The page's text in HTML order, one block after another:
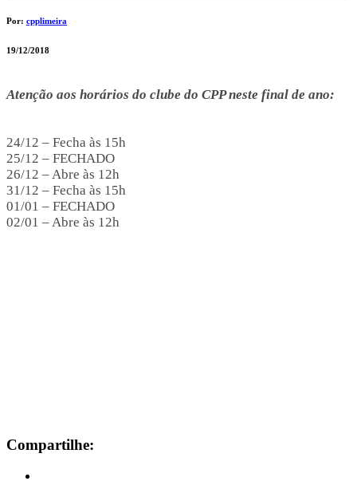
Por: cpplimeira
19/12/2018
Atenção aos horários do clube do CPP neste final de ano:
24/12 – Fecha às 15h
25/12 – FECHADO
26/12 – Abre às 12h
31/12 – Fecha às 15h
01/01 – FECHADO
02/01 – Abre às 12h
Compartilhe: